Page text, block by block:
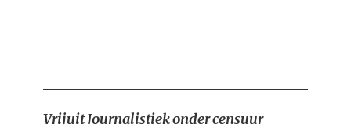
VrijuitJournalistiek onder censuur